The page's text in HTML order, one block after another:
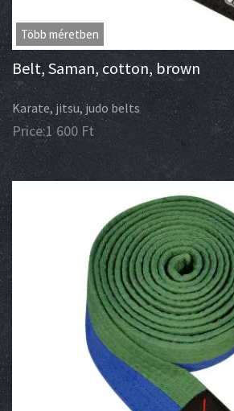
Több méretben
Belt, Saman, cotton, brown
Karate, jitsu, judo belts
Price:1 600 Ft